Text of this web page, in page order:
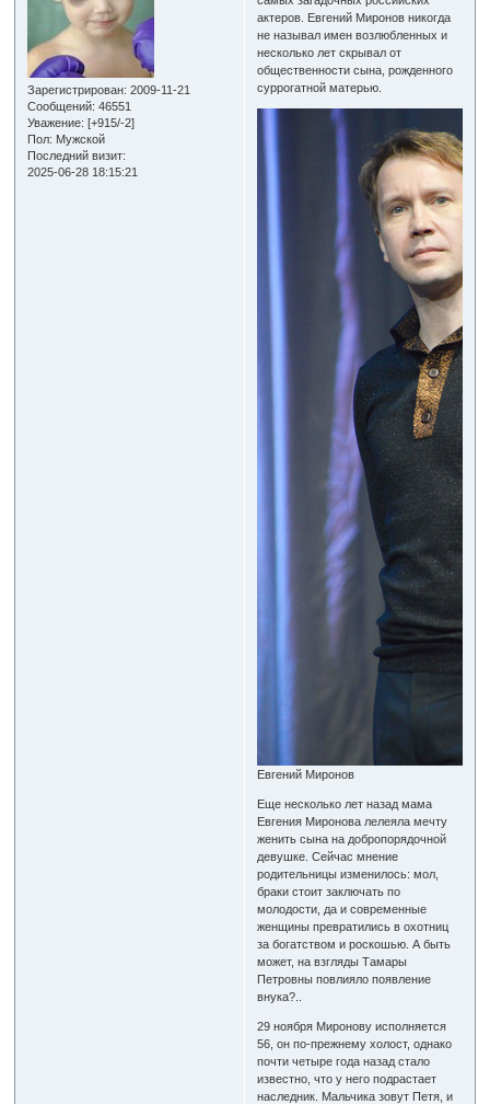
Зарегистрирован: 2009-11-21
Сообщений: 46551
Уважение: [+915/-2]
Пол: Мужской
Последний визит:
2025-06-28 18:15:21
актеров. Евгений Миронов никогда
не называл имен возлюбленных и
несколько лет скрывал от
общественности сына, рожденного
суррогатной матерью.
Евгений Миронов
Еще несколько лет назад мама
Евгения Миронова лелеяла мечту
женить сына на добропорядочной
девушке. Сейчас мнение
родительницы изменилось: мол,
браки стоит заключать по
молодости, да и современные
женщины превратились в охотниц
за богатством и роскошью. А быть
может, на взгляды Тамары
Петровны повлияло появление
внука?..
29 ноября Миронову исполняется
56, он по-прежнему холост, однако
почти четыре года назад стало
известно, что у него подрастает
наследник. Мальчика зовут Петя, и